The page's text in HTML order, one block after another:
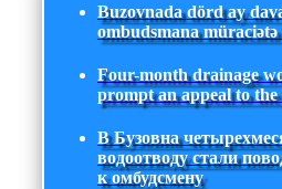
Buzovnada dörd ay
ombudsmana müraciətə
Four-month drainage
prompt an appeal to the
В Бузовна
водоотводу стали
к омбудсмену